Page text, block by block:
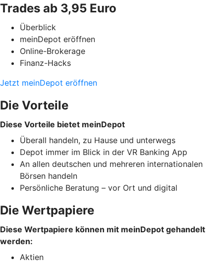
Trades ab 3,95 Euro
Überblick
meinDepot eröffnen
Online-Brokerage
Finanz-Hacks
Jetzt meinDepot eröffnen
Die Vorteile
Diese Vorteile bietet meinDepot
Überall handeln, zu Hause und unterwegs
Depot immer im Blick in der VR Banking App
An allen deutschen und mehreren internationalen
Börsen handeln
Persönliche Beratung – vor Ort und digital
Die Wertpapiere
Diese Wertpapiere können mit meinDepot gehandelt
werden:
Aktien